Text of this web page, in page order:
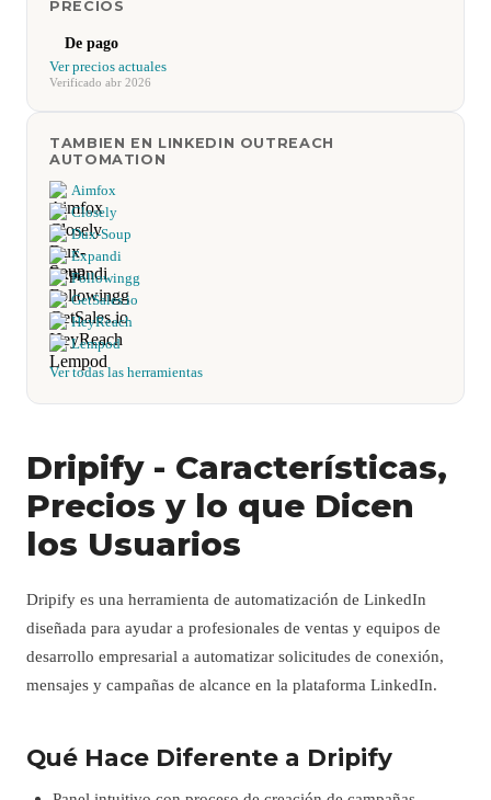
PRECIOS
De pago
Ver precios actuales
Verificado abr 2026
TAMBIEN EN LINKEDIN OUTREACH
AUTOMATION
Aimfox
Closely
Dux-Soup
Expandi
Followingg
GetSales.io
HeyReach
Lempod
Ver todas las herramientas
Dripify - Características,
Precios y lo que Dicen
los Usuarios
Dripify es una herramienta de automatización de LinkedIn
diseñada para ayudar a profesionales de ventas y equipos de
desarrollo empresarial a automatizar solicitudes de conexión,
mensajes y campañas de alcance en la plataforma LinkedIn.
Qué Hace Diferente a Dripify